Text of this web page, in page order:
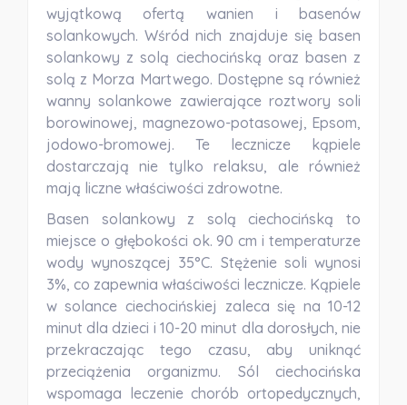
wyjątkową ofertą wanien i basenów
solankowych. Wśród nich znajduje się basen
solankowy z solą ciechocińską oraz basen z
solą z Morza Martwego. Dostępne są również
wanny solankowe zawierające roztwory soli
borowinowej, magnezowo-potasowej, Epsom,
jodowo-bromowej. Te lecznicze kąpiele
dostarczają nie tylko relaksu, ale również
mają liczne właściwości zdrowotne.
Basen solankowy z solą ciechocińską to
miejsce o głębokości ok. 90 cm i temperaturze
wody wynoszącej 35°C. Stężenie soli wynosi
3%, co zapewnia właściwości lecznicze. Kąpiele
w solance ciechocińskiej zaleca się na 10-12
minut dla dzieci i 10-20 minut dla dorosłych, nie
przekraczając tego czasu, aby uniknąć
przeciążenia organizmu. Sól ciechocińska
wspomaga leczenie chorób ortopedycznych,